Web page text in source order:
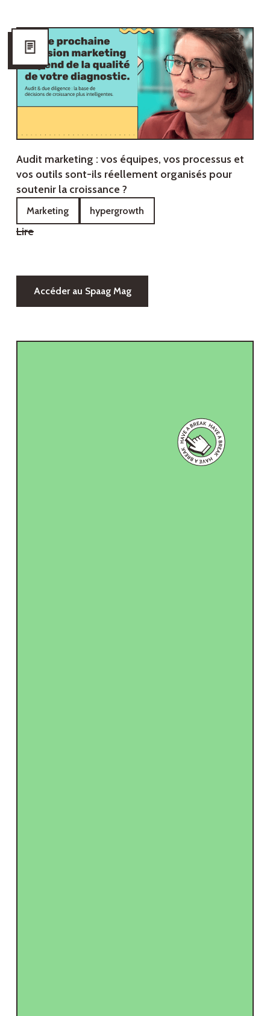
Audit marketing : vos équipes, vos processus et
vos outils sont-ils réellement organisés pour
soutenir la croissance ?
Marketing hypergrowth
Lire
Accéder au Spaag Mag